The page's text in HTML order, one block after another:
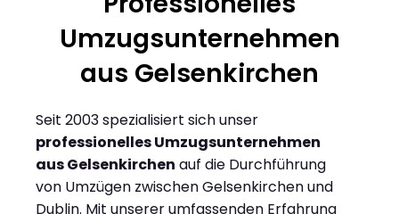
Umzugsunternehmen
aus Gelsenkirchen
Seit 2003 spezialisiert sich unser
professionelles Umzugsunternehmen
aus Gelsenkirchen auf die Durchführung
von Umzügen zwischen Gelsenkirchen und
Dublin. Mit unserer umfassenden Erfahrung